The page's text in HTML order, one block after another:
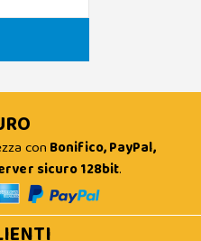
con Bonifico, PayPal,
sicuro 128bit.